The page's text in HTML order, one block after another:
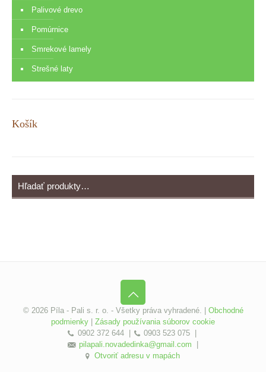
Palivové drevo
Pomúrnice
Smrekové lamely
Strešné laty
Košík
© 2026 Píla - Pali s. r. o. - Všetky práva vyhradené. | Obchodné
podmienky
Zásady používania súborov cookie
0902 372 644
0903 523 075
pilapali.novadedinka@gmail.com
Otvoriť adresu v mapách